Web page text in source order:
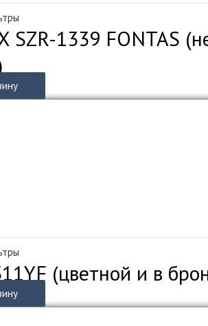
SZR-1339 FONTAS
(цветной и в